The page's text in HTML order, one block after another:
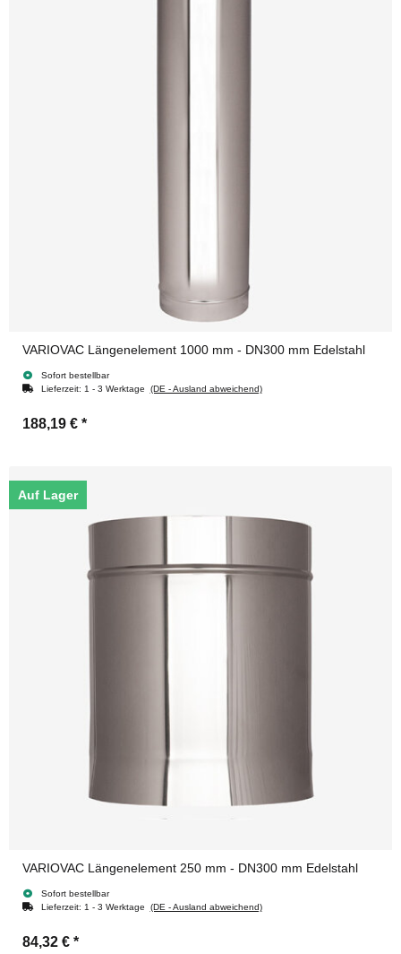
VARIOVAC Längenelement 1000 mm - DN300 mm Edelstahl
Sofort bestellbar
Lieferzeit: 1 - 3 Werktage (DE - Ausland abweichend)
188,19 € *
Auf Lager
VARIOVAC Längenelement 250 mm - DN300 mm Edelstahl
Sofort bestellbar
Lieferzeit: 1 - 3 Werktage (DE - Ausland abweichend)
84,32 € *